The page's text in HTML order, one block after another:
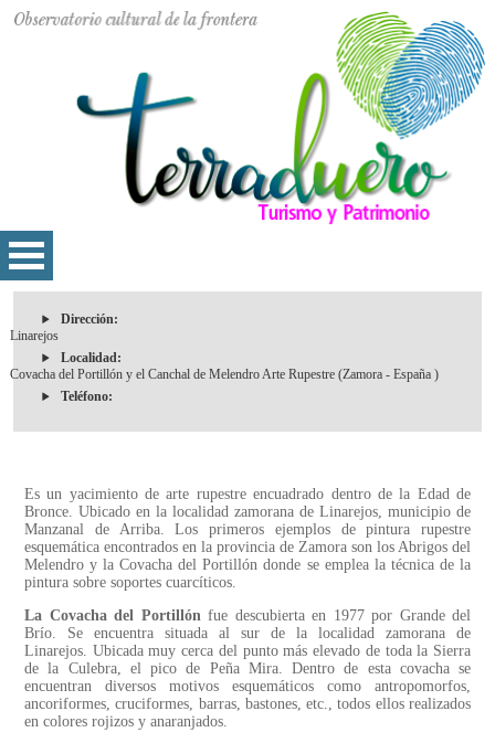
Dirección:
Linarejos
Localidad:
Covacha del Portillón y el Canchal de Melendro Arte Rupestre (Zamora - España )
Teléfono:
Es un yacimiento de arte rupestre encuadrado dentro de la Edad de
Bronce. Ubicado en la localidad zamorana de Linarejos, municipio de
Manzanal de Arriba. Los primeros ejemplos de pintura rupestre
esquemática encontrados en la provincia de Zamora son los Abrigos del
Melendro y la Covacha del Portillón donde se emplea la técnica de la
pintura sobre soportes cuarcíticos.
La Covacha del Portillónfue descubierta en 1977 por Grande del
Brío. Se encuentra situada al sur de la localidad zamorana de
Linarejos. Ubicada muy cerca del punto más elevado de toda la Sierra
de la Culebra, el pico de Peña Mira. Dentro de esta covacha se
encuentran diversos motivos esquemáticos como antropomorfos,
ancoriformes, cruciformes, barras, bastones, etc., todos ellos realizados
en colores rojizos y anaranjados.